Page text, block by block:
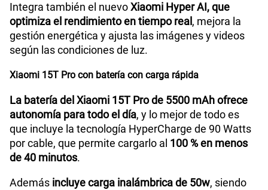
Integra también el nuevoXiaomi Hyper AI, que
optimiza el rendimiento en tiempo real , mejora la
gestión energética y ajusta las imágenes y videos
según las condiciones de luz.
Xiaomi 15T Pro con batería con carga rápida
La batería del Xiaomi 15T Pro de 5500 mAh ofrece
autonomía para todo el día, y lo mejor de todo es
que incluye la tecnología HyperCharge de 90 Watts
por cable, que permite cargarlo al 100 % en menos
de 40 minutos.
Además incluye carga inalámbrica de 50w, siendo